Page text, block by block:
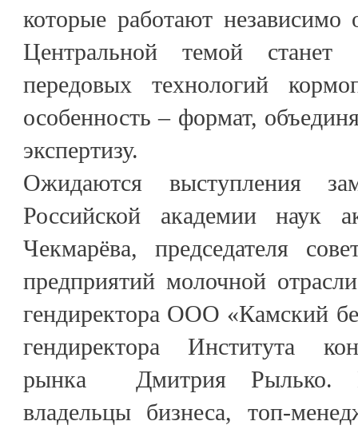
которые работают независимо
Центральной темой станет
передовых технологий
особенность – формат,
экспертизу.
Ожидаются выступления
Российской академии наук
Чекмарёва, председателя
предприятий молочной
гендиректора ООО «Камский
гендиректора Института
рынка Дмитрия Рылько.
владельцы бизнеса, топ-